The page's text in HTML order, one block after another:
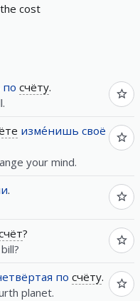
the cost
по счёту.
изме́нишь своё
your mind.
.
?
по счёту.
planet.